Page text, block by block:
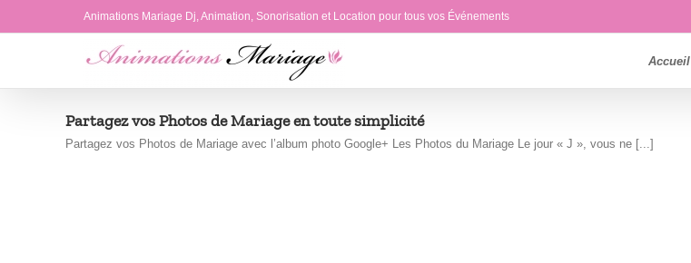
Animations Mariage Dj, Animation, Sonorisation et Location pour tous vos Événements
Accueil
Partagez vos Photos de Mariage en toute simplicité
Partagez vos Photos de Mariage avec l’album photo Google+ Les Photos du Mariage Le jour « J », vous ne [...]